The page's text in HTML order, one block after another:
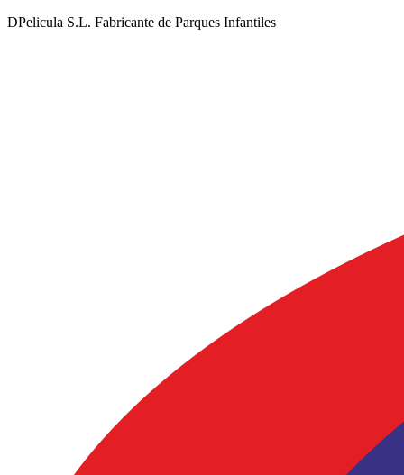
DPelicula S.L. Fabricante de Parques Infantiles